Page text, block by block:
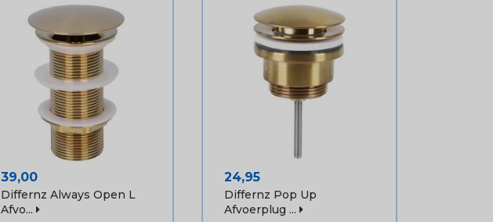
Prijs
39,00
Differnz Always Open L
Afvo...
Prijs
24,95
Differnz Pop Up
Afvoerplug ...